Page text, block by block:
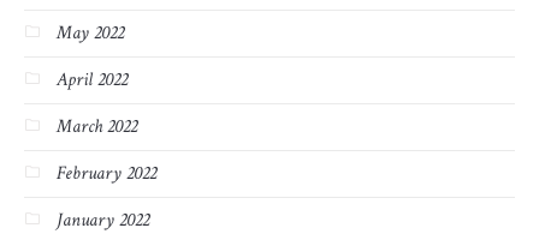
May 2022
April 2022
March 2022
February 2022
January 2022